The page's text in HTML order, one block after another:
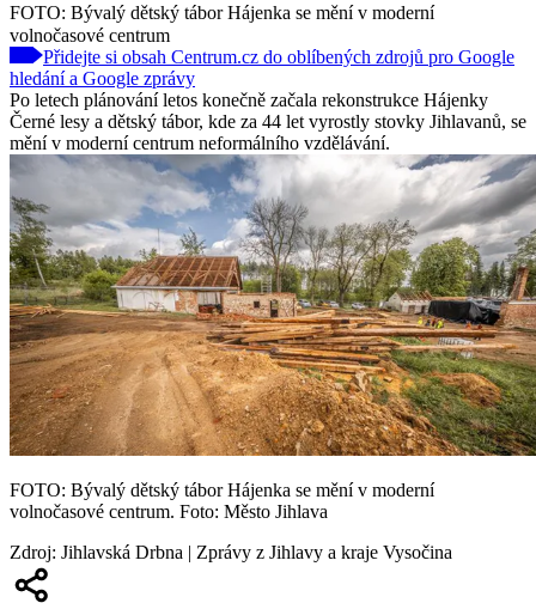
FOTO: Bývalý dětský tábor Hájenka se mění v moderní
volnočasové centrum
Přidejte si obsah Centrum.cz do oblíbených zdrojů pro Google
hledání a Google zprávy
Po letech plánování letos konečně začala rekonstrukce Hájenky
Černé lesy a dětský tábor, kde za 44 let vyrostly stovky Jihlavanů, se
mění v moderní centrum neformálního vzdělávání.
FOTO: Bývalý dětský tábor Hájenka se mění v moderní
volnočasové centrum. Foto: Město Jihlava
Zdroj: Jihlavská Drbna | Zprávy z Jihlavy a kraje Vysočina